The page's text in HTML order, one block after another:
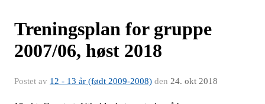
Treningsplan for gruppe
2007/06, høst 2018
Postet av 12 - 13 år (født 2009-2008) den 24. okt 2018